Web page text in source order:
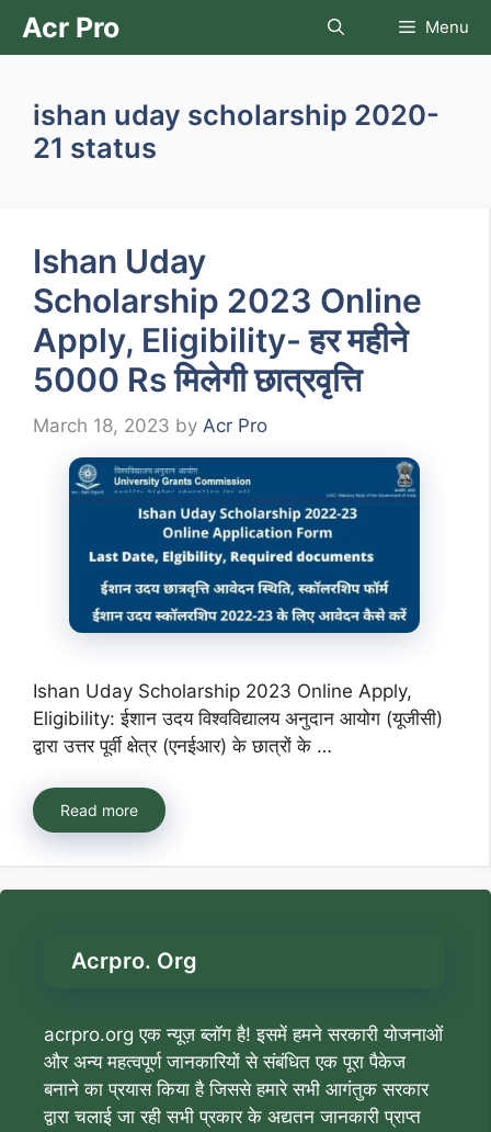
SkipAcr Pro Menu
ishan uday scholarship 2020-
21 status
Ishan Uday
Scholarship 2023 Online
Apply, Eligibility- हर महीने
5000 Rs मिलेगी छात्रवृत्ति
March 18, 2023 by Acr Pro
Ishan Uday Scholarship 2023 Online Apply,
Eligibility: ईशान उदय विश्वविद्यालय अनुदान आयोग (यूजीसी)
द्वारा उत्तर पूर्वी क्षेत्र (एनईआर) के छात्रों के …
Read more
Acrpro. Org
acrpro.org एक न्यूज़ ब्लॉग है! इसमें हमने सरकारी योजनाओं
और अन्य महत्वपूर्ण जानकारियों से संबंधित एक पूरा पैकेज
बनाने का प्रयास किया है जिससे हमारे सभी आगंतुक सरकार
द्वारा चलाई जा रही सभी प्रकार के अद्यतन जानकारी प्राप्त